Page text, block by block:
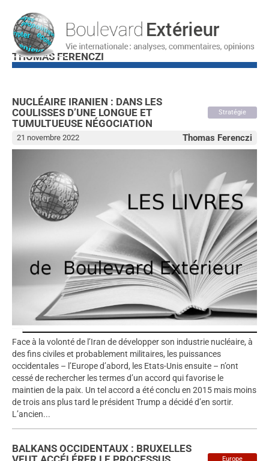
THOMAS FERENCZI
Stratégie
NUCLÉAIRE IRANIEN : DANS LES
COULISSES D’UNE LONGUE ET
TUMULTUEUSE NÉGOCIATION
Thomas Ferenczi
21 novembre 2022
Face à la volonté de l’Iran de développer son industrie nucléaire, à
des fins civiles et probablement militaires, les puissances
occidentales – l’Europe d’abord, les Etats-Unis ensuite – n’ont
cessé de rechercher les termes d’un accord qui favorise le
maintien de la paix. Un tel accord a été conclu en 2015 mais moins
de trois ans plus tard le président Trump a décidé d’en sortir.
L’ancien...
Europe
BALKANS OCCIDENTAUX : BRUXELLES